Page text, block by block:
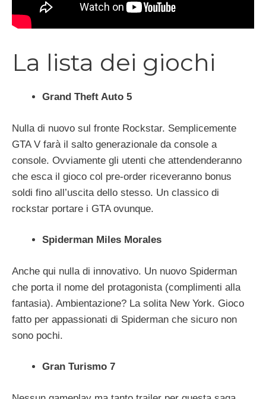
La lista dei giochi
Grand Theft Auto 5
Nulla di nuovo sul fronte Rockstar. Semplicemente
GTA V farà il salto generazionale da console a
console. Ovviamente gli utenti che attendenderanno
che esca il gioco col pre-order riceveranno bonus
soldi fino all’uscita dello stesso. Un classico di
rockstar portare i GTA ovunque.
Spiderman Miles Morales
Anche qui nulla di innovativo. Un nuovo Spiderman
che porta il nome del protagonista (complimenti alla
fantasia). Ambientazione? La solita New York. Gioco
fatto per appassionati di Spiderman che sicuro non
sono pochi.
Gran Turismo 7